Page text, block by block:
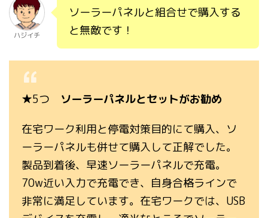
ハジイチ
ソーラーパネルと組合せで購入する
と無敵です！
★5つ ソーラーパネルとセットがお勧め
在宅ワーク利用と停電対策目的にて購入、ソ
ーラーパネルも併せて購入して正解でした。
製品到着後、早速ソーラーパネルで充電。
70w近い入力で充電でき、自身合格ラインで
非常に満足しています。在宅ワークでは、USB